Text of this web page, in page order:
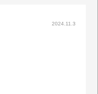
2024.11.3